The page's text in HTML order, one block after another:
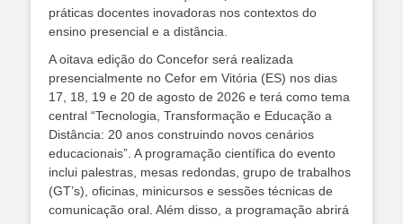
práticas docentes inovadoras nos contextos do
ensino presencial e a distância.
A oitava edição do Concefor será realizada
presencialmente no Cefor em Vitória (ES) nos dias
17, 18, 19 e 20 de agosto de 2026 e terá como tema
central “Tecnologia, Transformação e Educação a
Distância: 20 anos construindo novos cenários
educacionais”. A programação científica do evento
inclui palestras, mesas redondas, grupo de trabalhos
(GT’s), oficinas, minicursos e sessões técnicas de
comunicação oral. Além disso, a programação abrirá